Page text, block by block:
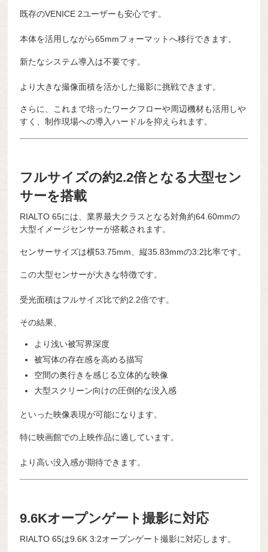
既存のVENICE 2ユーザーも安心です。
本体を活用しながら65mmフォーマットへ移行できます。
新たなシステム導入は不要です。
より大きな撮像面積を活かした撮影に挑戦できます。
さらに、これまで培ったワークフローや周辺機材も活用しや
すく、制作現場への導入ハードルを抑えられます。
フルサイズの約2.2倍となる大型セン
サーを搭載
RIALTO 65には、業界最大クラスとなる対角約64.60mmの
大型イメージセンサーが搭載されます。
センサーサイズは横53.75mm、縦35.83mmの3:2比率です。
この大型センサーが大きな特徴です。
受光面積はフルサイズ比で約2.2倍です。
その結果、
より浅い被写界深度
被写体の存在感を高める描写
空間の奥行きを感じる立体的な映像
大型スクリーン向けの圧倒的な没入感
といった映像表現が可能になります。
特に映画館での上映作品に適しています。
より高い没入感が期待できます。
9.6Kオープンゲート撮影に対応
RIALTO 65は9.6K 3:2オープンゲート撮影に対応します。